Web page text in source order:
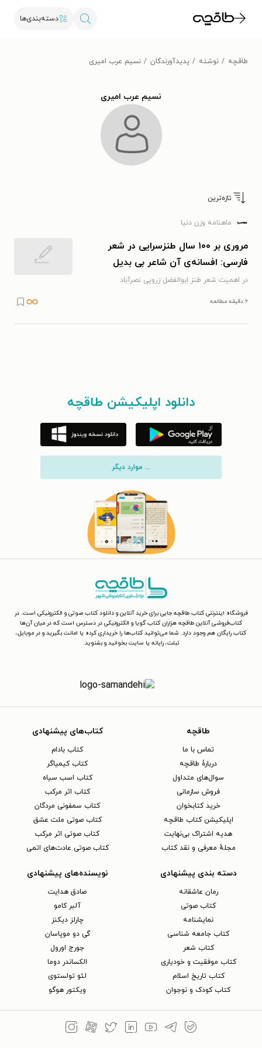
دسته‌بندی‌ها
طاقچه نوشته پدیدآورندگان نسیم عرب امیری
نسیم عرب امیری
تازه‌ترین
ماهنامه وزن دنیا
مروری بر ۱۰۰ سال طنزسرایی در شعر
فارسی: افسانه‌ی آن شاعر بی بدیل
در اهمیت شعر طنز ابوالفضل زرویی نصرآباد
۶ دقیقه مطالعه
دانلود اپلیکیشن طاقچه
... موارد دیگر
فروشگاه اینترنتی کتاب طاقچه جایی برای خرید آنلاین و دانلود کتاب صوتی و الکترونیکی است. در
کتاب‌فروشی آنلاین طاقچه هزاران کتاب گویا و الکترونیکی در دسترس است که در میان آن‌ها
کتاب رایگان هم وجود دارد. شما می‌توانید کتاب‌ها را خریداری کرده یا امانت بگیرید و در موبایل،
تبلت، رایانه یا سایت بخوانید و بشنوید.
طاقچه
تماس با ما
دربارهٔ طاقچه
سوال‌های متداول
فروش سازمانی
خرید کتابخوان
اپلیکیشن کتاب طاقچه
هدیه اشتراک بی‌نهایت
مجلهٔ معرفی و نقد کتاب
کتاب‌های پیشنهادی
کتاب بادام
کتاب کیمیاگر
کتاب اسب سیاه
کتاب اثر مرکب
کتاب سمفونی مردگان
کتاب صوتی ملت عشق
کتاب صوتی اثر مرکب
کتاب صوتی عادت‌های اتمی
دسته بندی پیشنهادی
رمان عاشقانه
کتاب‌ صوتی
نمایشنامه
کتاب جامعه شناسی
کتاب شعر
کتاب موفقیت و خودیاری
کتاب تاریخ اسلام
کتاب کودک و نوجوان
نویسنده‌های پیشنهادی
صادق هدایت
آلبر کامو
چارلز دیکنز
گی دو موپاسان
جورج اورول
الکساندر دوما
لئو تولستوی
ویکتور هوگو